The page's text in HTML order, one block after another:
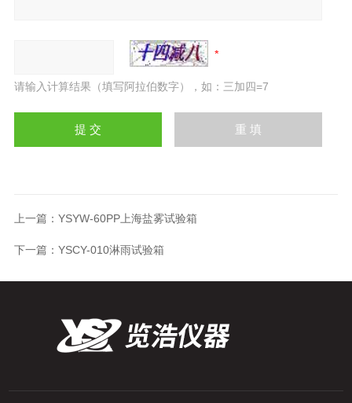
请输入计算结果（填写阿拉伯数字），如：三加四=7
上一篇： YSYW-60PP上海盐雾试验箱
下一篇： YSCY-010淋雨试验箱